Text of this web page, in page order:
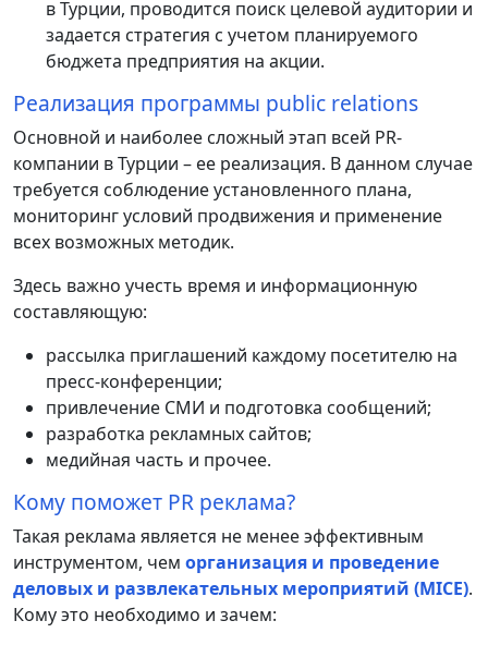
в Турции, проводится поиск целевой аудитории и
задается стратегия с учетом планируемого
бюджета предприятия на акции.
Реализация программы public relations
Основной и наиболее сложный этап всей PR-
компании в Турции – ее реализация. В данном случае
требуется соблюдение установленного плана,
мониторинг условий продвижения и применение
всех возможных методик.
Здесь важно учесть время и информационную
составляющую:
рассылка приглашений каждому посетителю на
пресс-конференции;
привлечение СМИ и подготовка сообщений;
разработка рекламных сайтов;
медийная часть и прочее.
Кому поможет PR реклама?
Такая реклама является не менее эффективным
инструментом, чем организация и проведение
деловых и развлекательных мероприятий (MICE).
Кому это необходимо и зачем: